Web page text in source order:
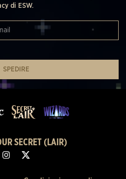
di ESW.
SPEDIRE
SECRET (LAIR)